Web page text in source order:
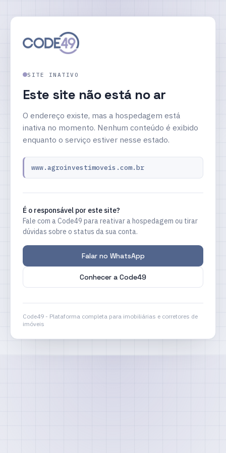
SITE INATIVO
Este site não está no ar
O endereço existe, mas a hospedagem está
inativa no momento. Nenhum conteúdo é exibido
enquanto o serviço estiver nesse estado.
www.agroinvestimoveis.com.br
É o responsável por este site?
Fale com a Code49 para reativar a hospedagem ou tirar
dúvidas sobre o status da sua conta.
Falar no WhatsApp
Conhecer a Code49
Code49 - Plataforma completa para imobiliárias e corretores de
imóveis